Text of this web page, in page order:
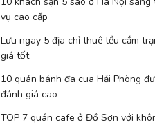
vụ cao cấp
Lưu ngay 5 địa chỉ thuê lều cắm
giá tốt
10 quán bánh đa cua Hải Phòng
đánh giá cao
TOP 7 quán cafe ở Đồ Sơn với